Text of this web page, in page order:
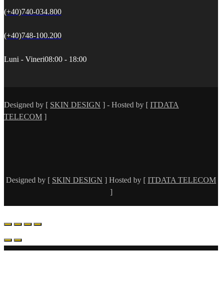
(+40)740-034.800
(+40)748-100.200
Luni - Vineri08:00 - 18:00
Designed by [ SKIN DESIGN ] - Hosted by [ ITDATA
TELECOM ]
Designed by [ SKIN DESIGN ] Hosted by [ ITDATA TELECOM
]